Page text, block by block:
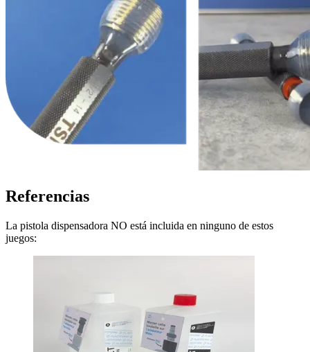
Referencias
La pistola dispensadora NO está incluida en ninguno de estos
juegos: